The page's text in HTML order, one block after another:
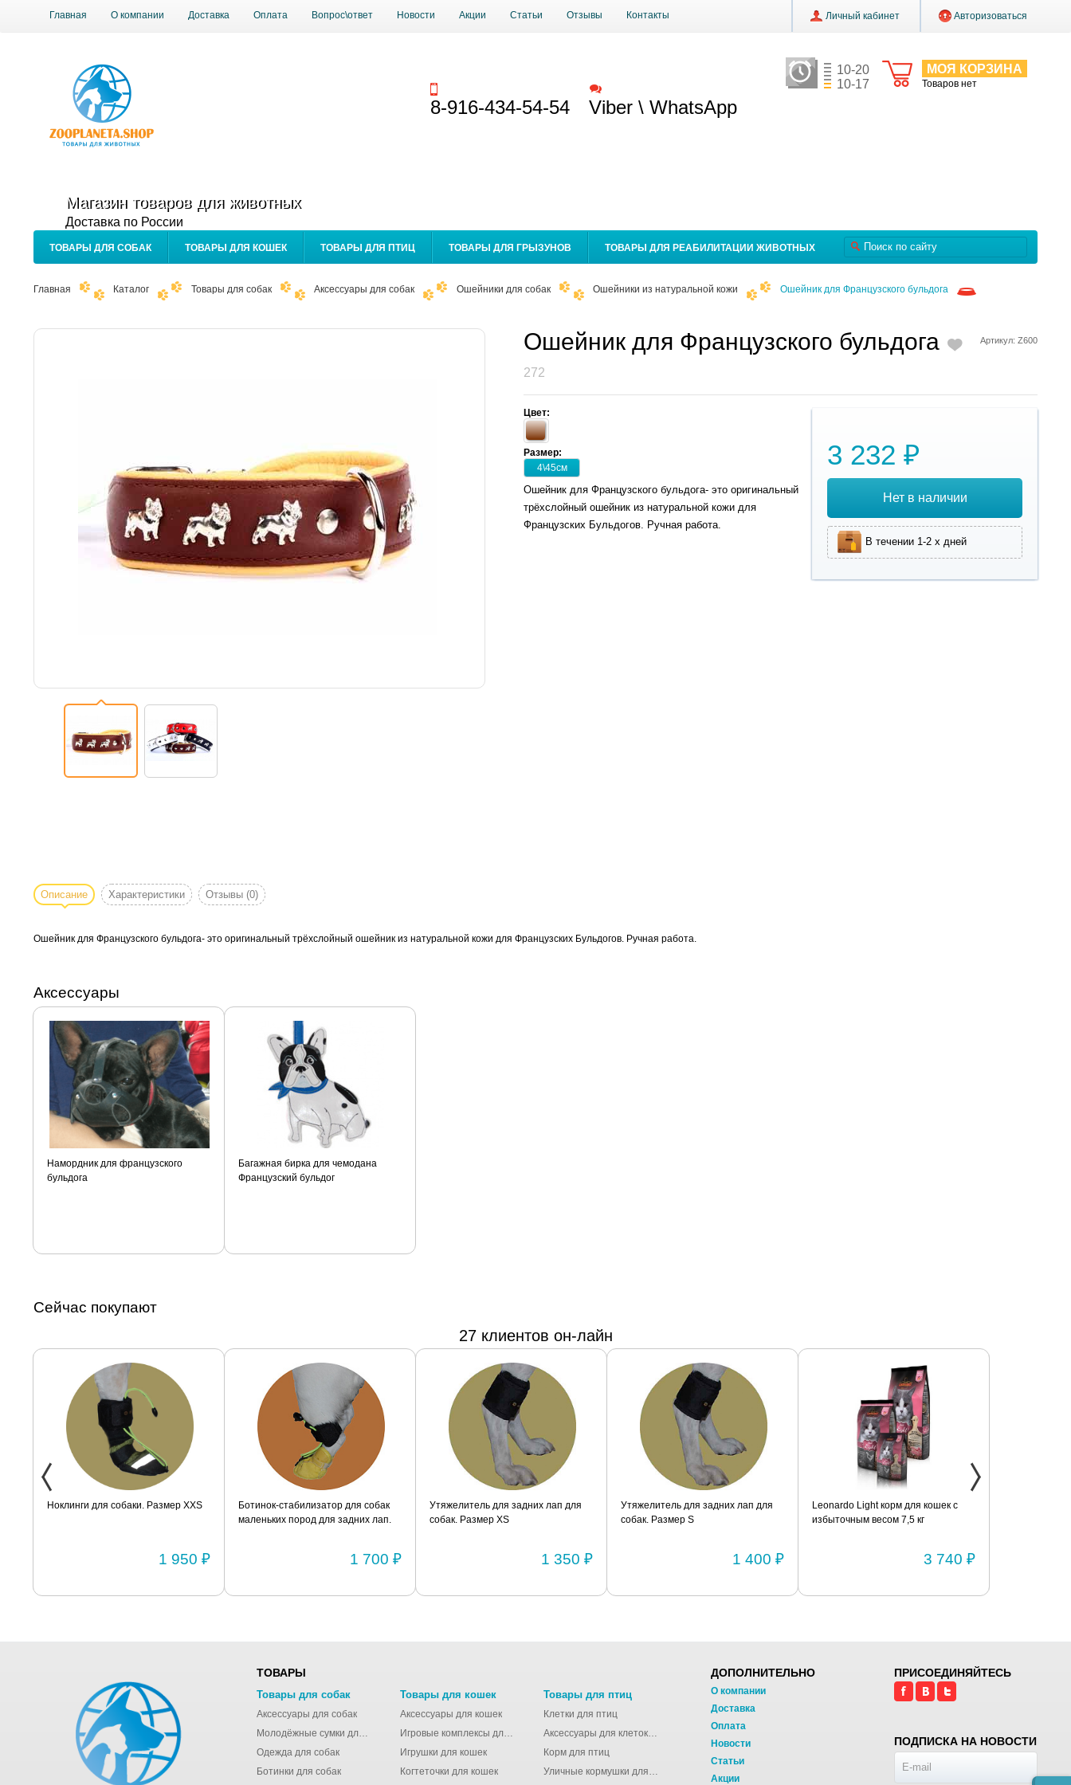
Главная О компании Доставка Оплата Вопрос\ответ Новости Акции Статьи Отзывы Контакты Личный кабинет Авторизоваться
МОЯ КОРЗИНА
Товаров нет
10-20
10-17
Магазин товаров для животных
Доставка по России
8-916-434-54-54 Viber \ WhatsApp
ТОВАРЫ ДЛЯ СОБАК ТОВАРЫ ДЛЯ КОШЕК ТОВАРЫ ДЛЯ ПТИЦ ТОВАРЫ ДЛЯ ГРЫЗУНОВ ТОВАРЫ ДЛЯ РЕАБИЛИТАЦИИ ЖИВОТНЫХ
Главная Каталог Товары для собак Аксессуары для собак Ошейники для собак Ошейники из натуральной кожи Ошейник для Французского бульдога
Артикул: Z600
Ошейник для Французского бульдога
272
Цвет:
Размер:
4\45см
3 232 ₽
Нет в наличии
В течении 1-2 х дней
Ошейник для Французского бульдога- это оригинальный
трёхслойный ошейник из натуральной кожи для
Французских Бульдогов. Ручная работа.
Описание Характеристики Отзывы (0)
Ошейник для Французского бульдога- это оригинальный трёхслойный ошейник из натуральной кожи для Французских Бульдогов. Ручная работа.
Аксессуары
Намордник для французского
бульдога
Багажная бирка для чемодана
Французский бульдог
Сейчас покупают
27 клиентов он-лайн
Ноклинги для собаки. Размер XXS
1 950 ₽
Ботинок-стабилизатор для собак
маленьких пород для задних лап.
1 700 ₽
Утяжелитель для задних лап для
собак. Размер XS
1 350 ₽
Утяжелитель для задних лап для
собак. Размер S
1 400 ₽
Leonardo Light корм для кошек с
избыточным весом 7,5 кг
3 740 ₽
ТОВАРЫ
Товары для собак
Аксессуары для собак
Молодёжные сумки для девушек
Одежда для собак
Ботинки для собак
Товары для кошек
Аксессуары для кошек
Игровые комплексы для кошек
Игрушки для кошек
Когтеточки для кошек
Товары для птиц
Клетки для птиц
Аксессуары для клеток для птиц
Корм для птиц
Уличные кормушки для птиц
ДОПОЛНИТЕЛЬНО
О компании
Доставка
Оплата
Новости
Статьи
Акции
ПРИСОЕДИНЯЙТЕСЬ
ПОДПИСКА НА НОВОСТИ